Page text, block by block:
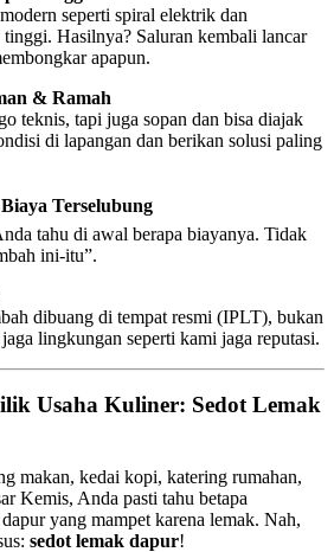
seperti spiral elektrik dan
tinggi. Hasilnya? Saluran kembali lancar
apapun.
& Ramah
teknis, tapi juga sopan dan bisa diajak
di lapangan dan berikan solusi paling
Terselubung
tahu di awal berapa biayanya. Tidak
ini-itu”.
dibuang di tempat resmi (IPLT), bukan
lingkungan seperti kami jaga reputasi.
Usaha Kuliner: Sedot Lemak
makan, kedai kopi, katering rumahan,
Kemis, Anda pasti tahu betapa
yang mampet karena lemak. Nah,
sedot lemak dapur!